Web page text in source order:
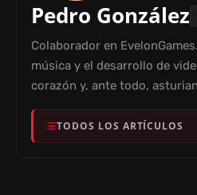
Pedro González
Colaborador en
música y el desarrollo de
corazón y, ante todo,
TODOS LOS ARTÍCULOS